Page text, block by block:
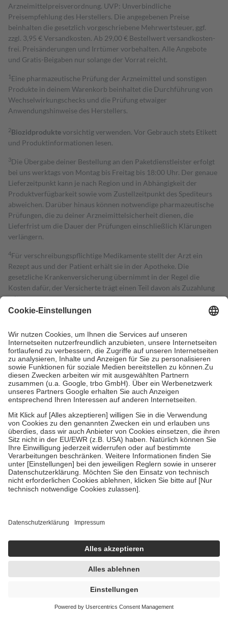
Arzneimittelpreisverordnung. UVP: Unverbindliche
Preisempfehlung des Herstellers. Die angegebenen Preise
beinhalten die gesetzlich vorgeschriebene Mehrwertsteuer, ggf.
zzgl. 3,95 € Versandkosten. Ab 29,00 € Bestell­wert versand­kosten­
frei. Preisänderungen und Irrtümer vorbehalten. Alle Angebote
und Gratis-Beigaben nur solange der Vorrat reicht.
1 Eine pharmazeutische Prüfung der Arzneimittel und sonstigen
Produkte in deinem Warenkorb beinhaltet die Durchführung von
Wechselwirkungschecks und die Prüfung etwaiger
Anwendungshinweise des Herstellers.
2Biozidproduktevorsichtig verwenden. Vor Gebrauch stets Etikett
und Produktinformationen lesen.
3Die Übergabe deiner Bestellung an den Paketdienstleister erfolgt
bei uns werktags von Montag bis Freitag bis 18:00 Uhr. Der genaue
Lieferzeitpunkt kann je nach Region und in Abhängigkeit der
Produktverfügbarkeit sowie vom Zustellzeitpunkt des Spediteurs
abweichen. Darüber hinaus können notwendige pharmazeutische
Prüfungen, die zu deiner Arzneimittelsicherheit dienen, die
Lieferfrist um die Dauer der Prüfungen einschließlich Klärungen
verlängern.
4Für verschreibungspflichtige Medikamente stellt der Arzt ein
Rezept aus und der Patient erhält sie in der Apotheke. Die
gesetzliche Krankenversicherung übernimmt in der Regel die
Kosten dafür, der Versicherte trägt einen Teil davon als Zuzahlung
mit.
Grundsätzlich leisten Mitglieder Zuzahlungen in Höhe von zehn
höchstens zehn Euro.
Es sind jedoch nie mehr als die tatsächlichen
Kosten der Leistung zu entrichten.
Diese Regeln gelten grundsätzlich auch für Online-Apotheken.
Bei Heilmitteln und häuslicher Krankenpflege beträgt die
Zuzahlung zehn Prozent der Kosten sowie zehn Euro je
Verordnung.
Um das Engagement der Versicherten für ihre eigene Gesundheit zu
stärken und die besondere Stellung der Familie zu unterstützen,
fallenkeine Zuzahlungenan bei:
• Kindern und Jugendlichen bis zum vollendeten 18. Lebensjahr
mit Ausnahme der Fahrkosten
• Untersuchungen zur Vorsorge und Früherkennung, die von der
GKV getragen werden
• empfohlenen Schutzimpfungen
• Harn- und Blutteststreifen
getroffen, um sicherzustellen, dass es sich um echte Bewertungen
https://help.etrusted.com/hc/de/articles/4419944605341
Einige Bilder und Inhalte wurden unter Zuhilfenahme künstlicher